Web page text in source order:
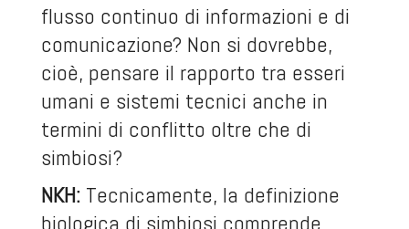
flusso continuo di informazioni e di
comunicazione? Non si dovrebbe,
cioè, pensare il rapporto tra esseri
umani e sistemi tecnici anche in
termini di conflitto oltre che di
simbiosi?
NKH:Tecnicamente, la definizione
biologica di simbiosi comprende